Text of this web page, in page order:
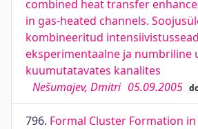
combined heat transfer
in gas-heated channels.
kombineeritud
eksperimentaalne ja numbriline
kuumutatavates kanalites
Nešumajev, Dmitri 05.09.2005
796. Formal Cluster Formation